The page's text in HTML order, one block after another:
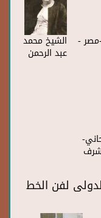
- الشيخ محمد
عبد الرحمن
لفن الخط